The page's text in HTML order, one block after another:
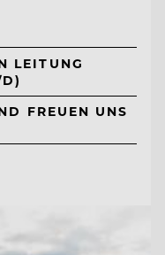
LEITUNG
FREUEN UNS